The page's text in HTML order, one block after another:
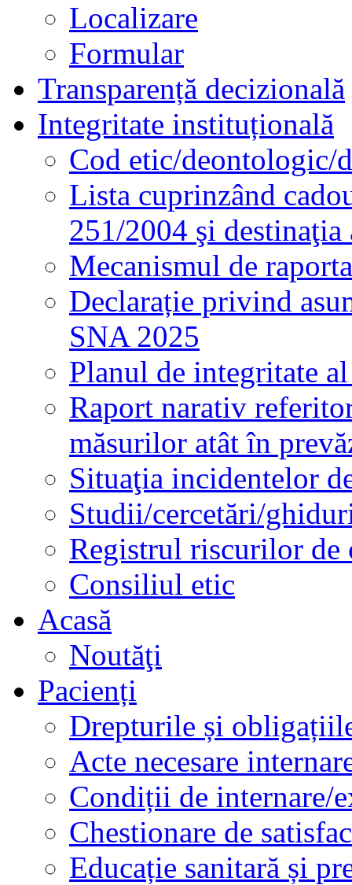
Localizare
Formular
Transparență decizională
Integritate instituțională
Cod etic/deontologic/
Lista cuprinzând
251/2004 şi destinaţia
Mecanismul de
Declarație privind
SNA 2025
Planul de integritate
Raport narativ
măsurilor atât în
Situaţia incidentelor
Studii/cercetări/
Registrul riscurilor de
Consiliul etic
Acasă
Noutăţi
Pacienți
Drepturile și
Acte necesare
Condiții de internare/
Chestionare de
Educație sanitară și